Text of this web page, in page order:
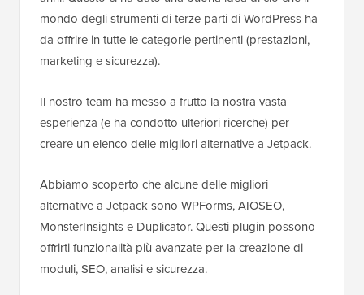
mondo degli strumenti di terze parti di WordPress ha
da offrire in tutte le categorie pertinenti (prestazioni,
marketing e sicurezza).
Il nostro team ha messo a frutto la nostra vasta
esperienza (e ha condotto ulteriori ricerche) per
creare un elenco delle migliori alternative a Jetpack.
Abbiamo scoperto che alcune delle migliori
alternative a Jetpack sono WPForms, AIOSEO,
MonsterInsights e Duplicator. Questi plugin possono
offrirti funzionalità più avanzate per la creazione di
moduli, SEO, analisi e sicurezza.